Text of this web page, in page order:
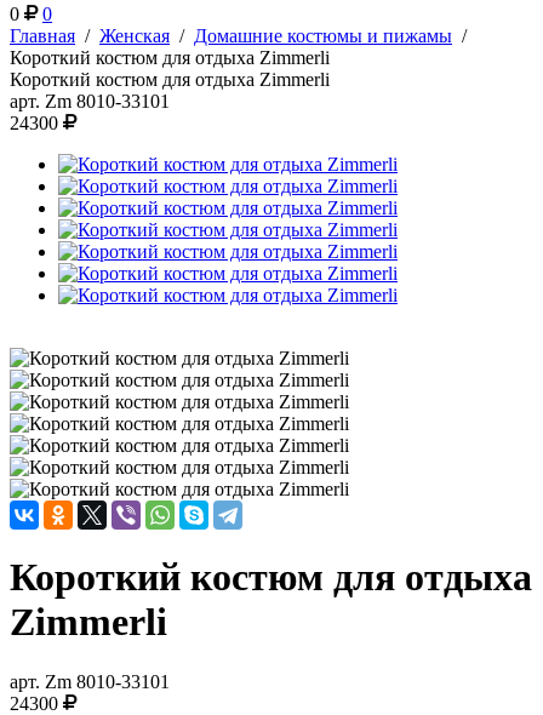
0
0
Главная / Женская / Домашние костюмы и пижамы /
Короткий костюм для отдыха Zimmerli
Короткий костюм для отдыха Zimmerli
арт. Zm 8010-33101
24300
Короткий костюм для отдыха
Zimmerli
арт. Zm 8010-33101
24300